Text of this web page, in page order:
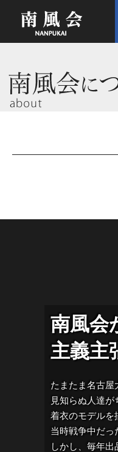
南風会
主義主
たまたま名古屋
見知らぬ人達
着衣のモデルを
当時戦争中だっ
しかし、毎年